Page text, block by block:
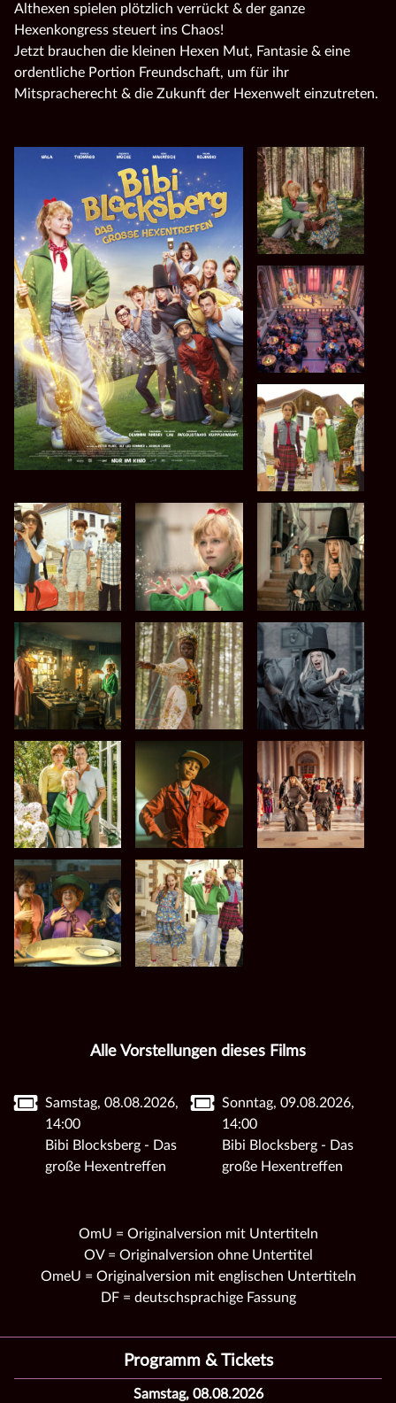
Althexen spielen plötzlich verrückt & der ganze
Hexenkongress steuert ins Chaos!
Jetzt brauchen die kleinen Hexen Mut, Fantasie & eine
ordentliche Portion Freundschaft, um für ihr
Mitspracherecht & die Zukunft der Hexenwelt einzutreten.
Alle Vorstellungen dieses Films
Samstag, 08.08.2026,
14:00
Bibi Blocksberg - Das
große Hexentreffen
Sonntag, 09.08.2026,
14:00
Bibi Blocksberg - Das
große Hexentreffen
OmU = Originalversion mit Untertiteln
OV = Originalversion ohne Untertitel
OmeU = Originalversion mit englischen Untertiteln
DF = deutschsprachige Fassung
Programm & Tickets
Samstag, 08.08.2026